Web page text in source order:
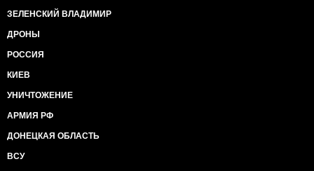
ЗЕЛЕНСКИЙ ВЛАДИМИР
ДРОНЫ
РОССИЯ
КИЕВ
УНИЧТОЖЕНИЕ
АРМИЯ РФ
ДОНЕЦКАЯ ОБЛАСТЬ
ВСУ